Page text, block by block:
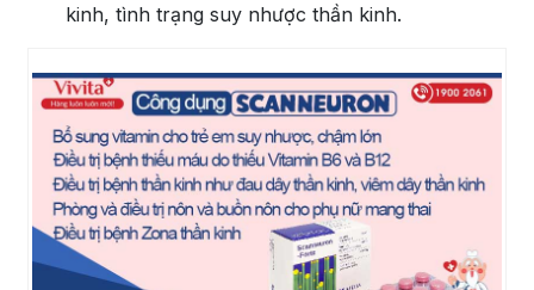
kinh, tình trạng suy nhược thần kinh.